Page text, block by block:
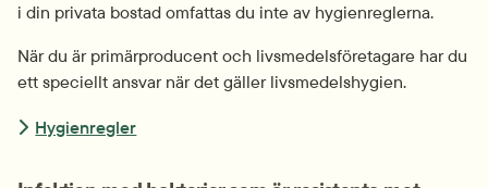
i din privata bostad omfattas du inte av hygienreglerna.
När du är primärproducent och livsmedelsföretagare har du
ett speciellt ansvar när det gäller livsmedelshygien.
Hygienregler